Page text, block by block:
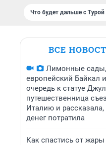
Что будет дальше с
ВСЕ
Лимонные сады,
европейский Байкал и
очередь к статуе
путешественница
Италию и рассказала,
денег потратила
Как спастись от жары